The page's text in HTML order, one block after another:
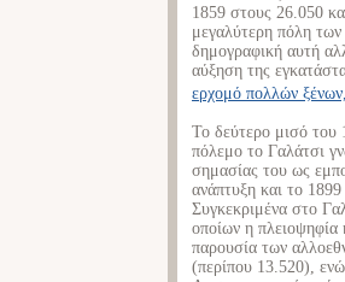
1859 στους 26.050
μεγαλύτερη πόλη
δημογραφική αυτή
αύξηση της
ερχομό πολλών
Το δεύτερο μισό του
πόλεμο το Γαλάτσι
σημασίας του ως
ανάπτυξη και το
Συγκεκριμένα στο
οποίων η
παρουσία των
(περίπου 13.520),